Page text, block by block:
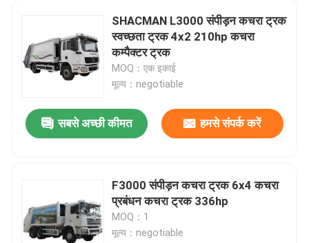
SHACMAN L3000 संपीड़न कचरा ट्रक
स्वच्छता ट्रक 4x2 210hp कचरा
कम्पैक्टर ट्रक
MOQ：एक इकाई
मूल्य：negotiable
सबसे अच्छी कीमत हमसे संपर्क करें
F3000 संपीड़न कचरा ट्रक 6x4 कचरा
प्रबंधन कचरा ट्रक 336hp
MOQ：1
मूल्य：negotiable